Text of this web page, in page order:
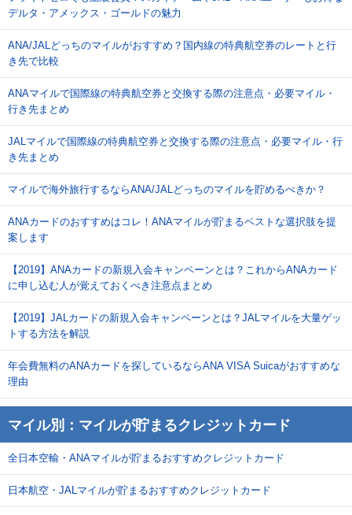
デルタ・アメックス・ゴールドの魅力
ANA/JALどっちのマイルがおすすめ？国内線の特典航空券のレートと行
き先で比較
ANAマイルで国際線の特典航空券と交換する際の注意点・必要マイル・
行き先まとめ
JALマイルで国際線の特典航空券と交換する際の注意点・必要マイル・行
き先まとめ
マイルで海外旅行するならANA/JALどっちのマイルを貯めるべきか？
ANAカードのおすすめはコレ！ANAマイルが貯まるベストな選択肢を提
案します
【2019】ANAカードの新規入会キャンペーンとは？これからANAカード
に申し込む人が覚えておくべき注意点まとめ
【2019】JALカードの新規入会キャンペーンとは？JALマイルを大量ゲッ
トする方法を解説
年会費無料のANAカードを探しているならANA VISA Suicaがおすすめな
理由
マイル別：マイルが貯まるクレジットカード
全日本空輸・ANAマイルが貯まるおすすめクレジットカード
日本航空・JALマイルが貯まるおすすめクレジットカード